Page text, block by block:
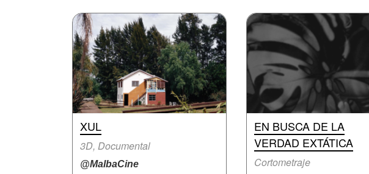
XUL
3D, Documental
@MalbaCine
EN BUSCA DE LA
VERDAD EXTÁTICA
Cortometraje